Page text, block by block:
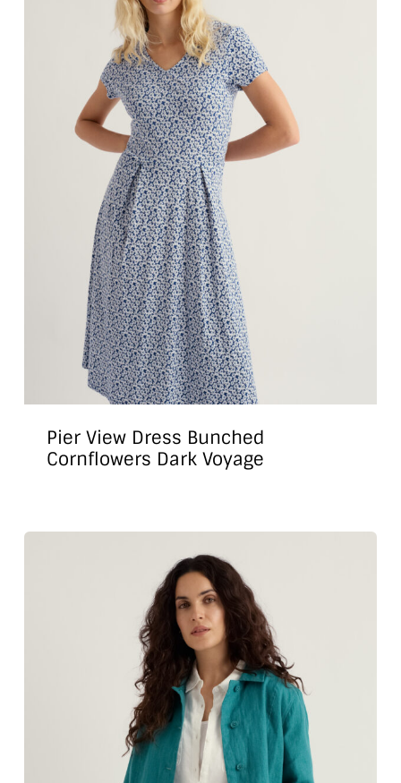
Pier View Dress Bunched
Cornflowers Dark Voyage